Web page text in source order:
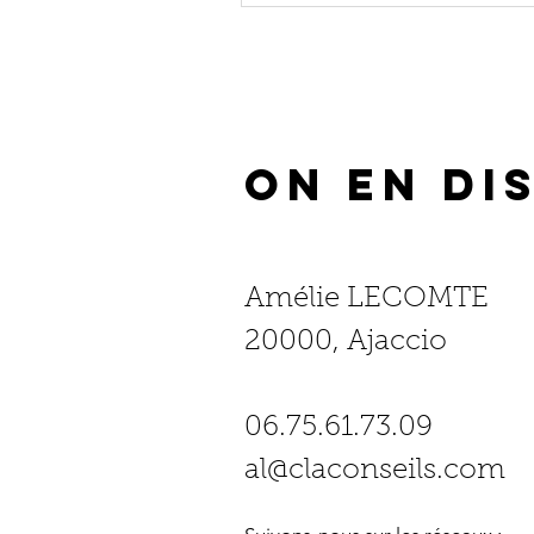
on en
Amélie LECOMTE
20000, Ajaccio
06.75.61.73.09
al@claconseils.com